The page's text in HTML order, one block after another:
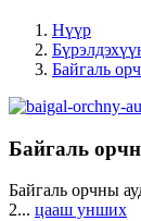
Нүүр
Байгаль
Байгаль
Байгаль орчны
2... цааш унших